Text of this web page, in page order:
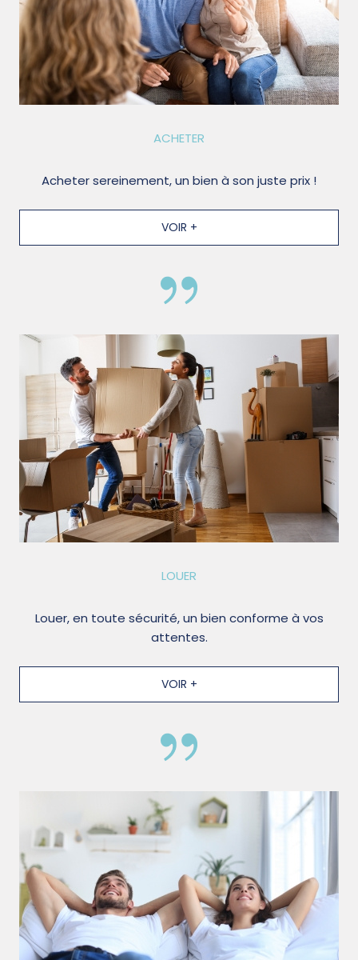
ACHETER
Acheter sereinement, un bien à son juste prix !
VOIR +
LOUER
Louer, en toute sécurité, un bien conforme à vos
attentes.
VOIR +